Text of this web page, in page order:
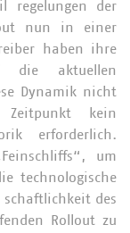
regelungen der
nun in einer
haben ihre
die aktuellen
Dynamik nicht
kein
erforderlich.
um
technologische
des
Rollout zu